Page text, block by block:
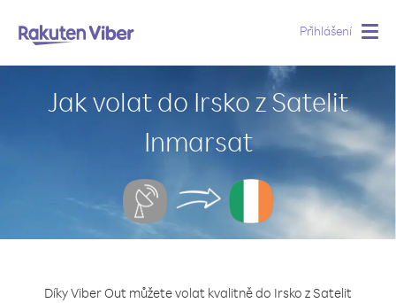
Přihlášení
Jak volat do Irsko z Satelit
Inmarsat
Díky Viber Out můžete volat kvalitně do Irsko z Satelit